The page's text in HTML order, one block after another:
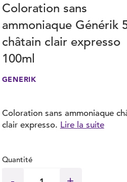
Coloration sans
ammoniaque Générik
châtain clair expresso
100ml
GENERIK
Coloration sans ammoniaque
clair expresso. Lire la suite
Quantité